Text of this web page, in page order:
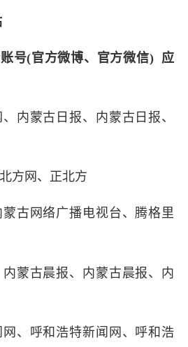
号(官方微博、官方微信) 应
、 内蒙古日报、 内蒙古日报、
方网 、 正北方
古网络广播电视台、 腾格里
内蒙古晨报、 内蒙古晨报、 内
、 呼和浩特新闻网 、 呼和浩
诉你互联网新
新闻媒体单位
白名单?什么是新闻
闻媒体有哪些吗?媒
整理列出以下信息,